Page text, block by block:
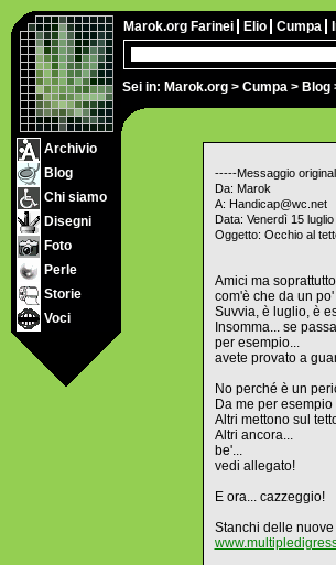
Sei in: Marok.org > Cumpa > Blog
Marok.org Farinei Elio Cumpa
Archivio
Blog
Chi siamo
Disegni
Foto
Perle
Storie
Voci
-----Messaggio
Da: Marok
A: Handicap@wc.net
Data: Venerdì 15
Oggetto: Occhio al
Amici ma
com'è che da un
Suvvia, è luglio, è
Insomma... se
per esempio...
avete provato a
No perché è un
Da me per
Altri mettono sul
Altri ancora...
be'...
vedi allegato!
E ora... cazzeggio!
Stanchi delle